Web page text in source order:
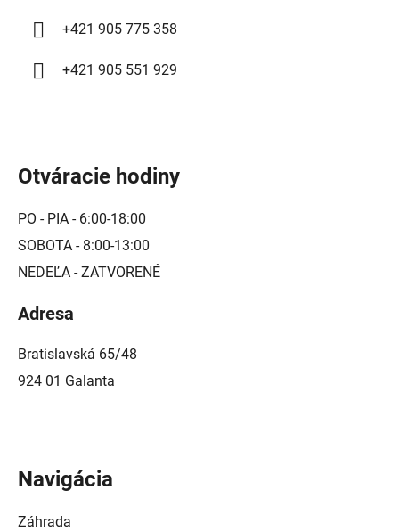
+421 905 775 358
+421 905 551 929
Otváracie hodiny
PO - PIA - 6:00-18:00
SOBOTA - 8:00-13:00
NEDEĽA - ZATVORENÉ
Adresa
Bratislavská 65/48
924 01 Galanta
Navigácia
Záhrada